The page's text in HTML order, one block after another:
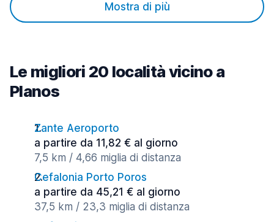
Mostra di più
Le migliori 20 località vicino a
Planos
Zante Aeroporto
a partire da 11,82 € al giorno
7,5 km / 4,66 miglia di distanza
Cefalonia Porto Poros
a partire da 45,21 € al giorno
37,5 km / 23,3 miglia di distanza